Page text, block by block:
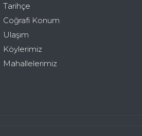
Tarihçe
Coğrafi Konum
Ulaşım
Köylerimiz
Mahallelerimiz